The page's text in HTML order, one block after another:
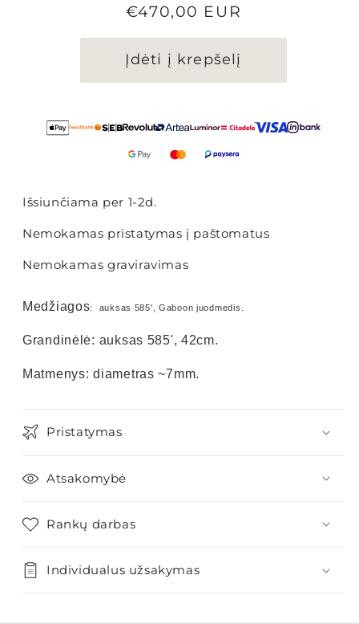
Įprasta
€470,00 EUR
Įdėti į krepšelį
Išsiunčiama per 1-2d.
Nemokamas pristatymas į paštomatus
Nemokamas graviravimas
Medžiagos: auksas 585', Gaboon juodmedis.
Grandinėlė: auksas 585', 42cm.
Matmenys: diametras ~7mm.
Pristatymas
Atsakomybė
Rankų darbas
Individualus užsakymas